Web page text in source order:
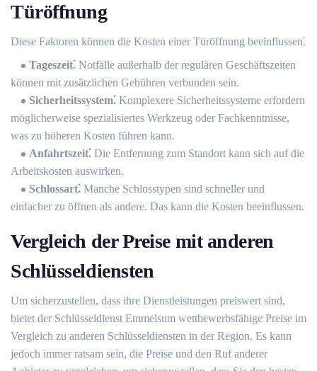
Türöffnung
Diese Faktoren können die Kosten einer Türöffnung beeinflussen⁚
Tageszeit⁚ Notfälle außerhalb der regulären Geschäftszeiten
können mit zusätzlichen Gebühren verbunden sein.​
Sicherheitssystem⁚ Komplexere Sicherheitssysteme erfordern
möglicherweise spezialisiertes Werkzeug oder Fachkenntnisse,
was zu höheren Kosten führen kann.​
Anfahrtszeit⁚ Die Entfernung zum Standort kann sich auf die
Arbeitskosten auswirken.​
Schlossart⁚ Manche Schlosstypen sind schneller und
einfacher zu öffnen als andere.​ Das kann die Kosten beeinflussen.​
Vergleich der Preise mit anderen
Schlüsseldiensten
Um sicherzustellen, dass ihre Dienstleistungen preiswert sind,
bietet der Schlüsseldienst Emmelsum wettbewerbsfähige Preise im
Vergleich zu anderen Schlüsseldiensten in der Region. Es kann
jedoch immer ratsam sein, die Preise und den Ruf anderer